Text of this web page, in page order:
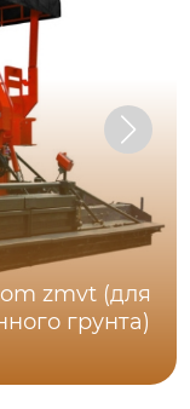
zmvt (для
грунта)